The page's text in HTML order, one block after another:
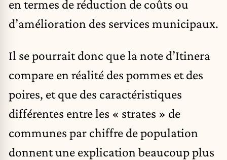
en termes de réduction de coûts ou
d’amélioration des services municipaux.
Il se pourrait donc que la note d’Itinera
compare en réalité des pommes et des
poires, et que des caractéristiques
différentes entre les « strates » de
communes par chiffre de population
donnent une explication beaucoup plus